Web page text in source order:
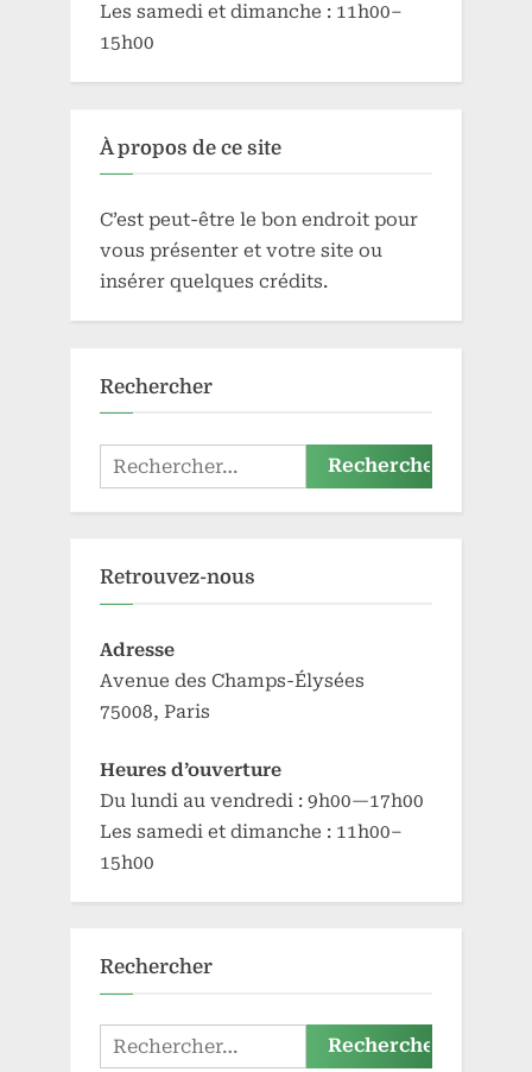
Les samedi et dimanche : 11h00–
15h00
À propos de ce site
C’est peut-être le bon endroit pour
vous présenter et votre site ou
insérer quelques crédits.
Rechercher
Rechercher :
Retrouvez-nous
Adresse
Avenue des Champs-Élysées
75008, Paris
Heures d’ouverture
Du lundi au vendredi : 9h00—17h00
Les samedi et dimanche : 11h00–
15h00
Rechercher
Rechercher :